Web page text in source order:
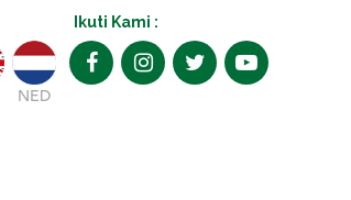
Ikuti Kami :
NED